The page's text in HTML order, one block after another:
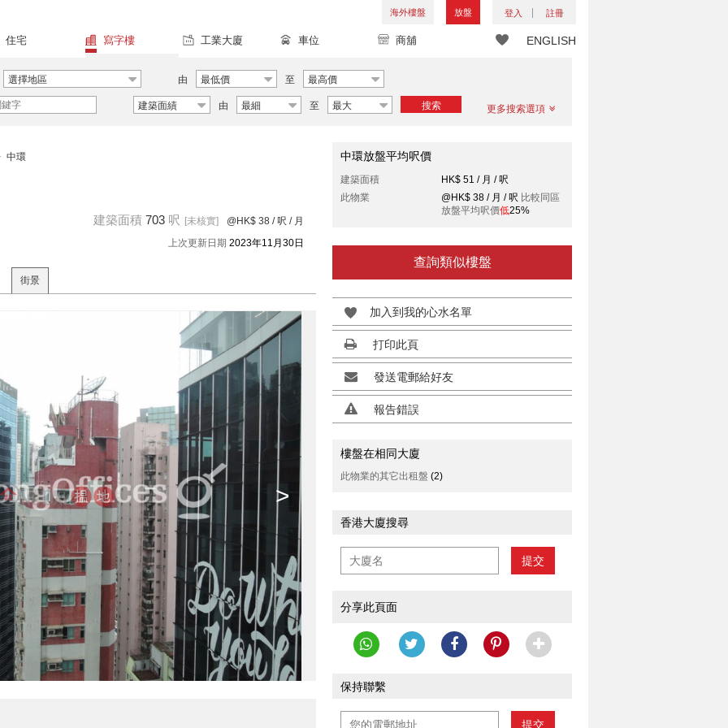
海外樓盤 放盤 登入 註冊
ENGLISH
住宅 寫字樓 工業大廈 車位 商舖
選擇地區 由 最低價 至 最高價
建築面績 由 最細 至 最大 搜索 更多搜索選項
中環
建築面積 703 呎 [未核實] @HK$ 38 / 呎 / 月
上次更新日期 2023年11月30日
街景
>
中環放盤平均呎價
建築面積
HK$ 51 / 月 / 呎
此物業
@HK$ 38 / 月 / 呎 比較同區
放盤平均呎價低25%
查詢類似樓盤
加入到我的心水名單
打印此頁
發送電郵給好友
報告錯誤
樓盤在相同大廈
此物業的其它出租盤 (2)
香港大廈搜尋
提交
分享此頁面
保持聯繫
提交